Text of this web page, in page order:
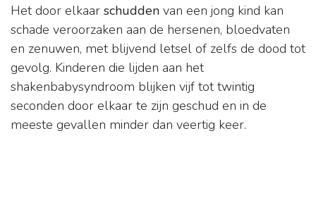
Het door elkaar schudden van een jong kind kan
schade veroorzaken aan de hersenen, bloedvaten
en zenuwen, met blijvend letsel of zelfs de dood tot
gevolg. Kinderen die lijden aan het
shakenbabysyndroom blijken vijf tot twintig
seconden door elkaar te zijn geschud en in de
meeste gevallen minder dan veertig keer.